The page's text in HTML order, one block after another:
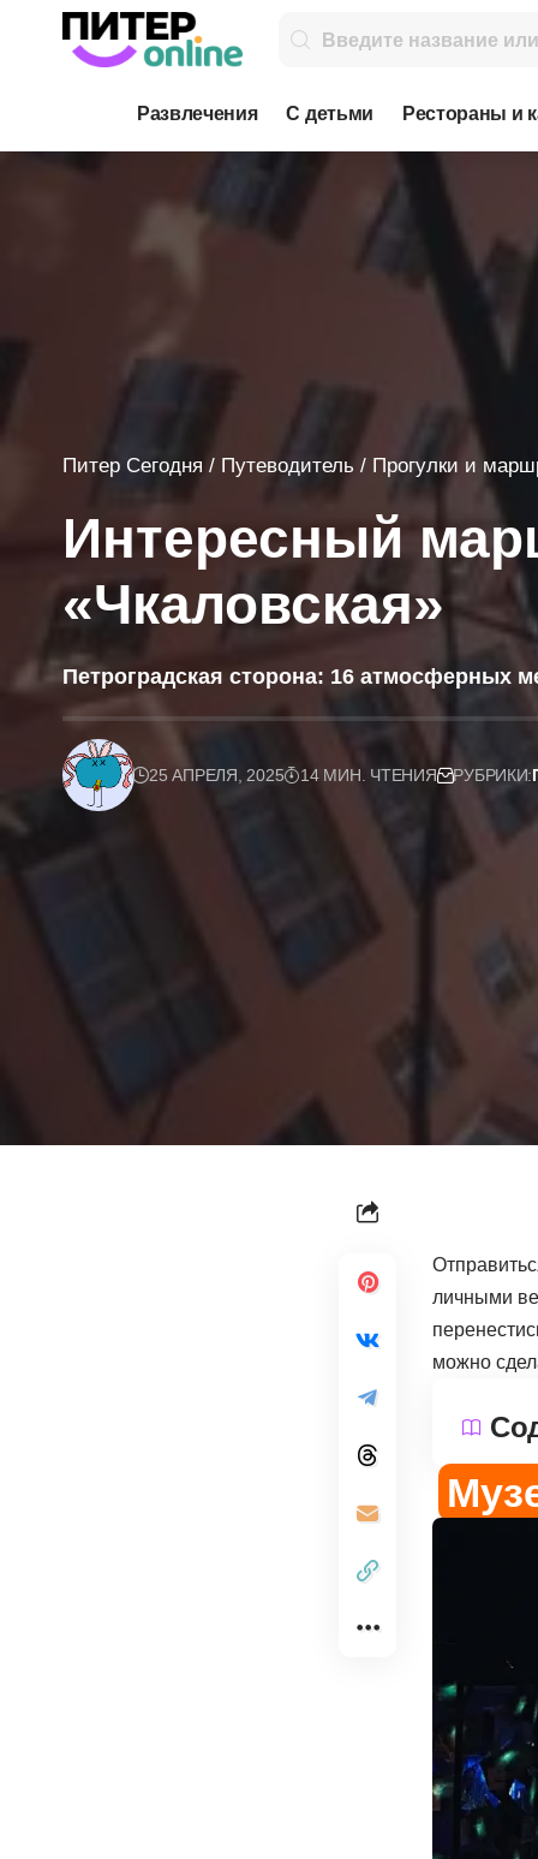
Развлечения С детьми Рестораны и
Питер Сегодня / Путеводитель / Прогулки и
Интересный
«Чкаловская»
Петроградская сторона: 16 атмосферных
25 АПРЕЛЯ, 2025 14 МИН. ЧТЕНИЯ РУБРИКИ:
личными
можно